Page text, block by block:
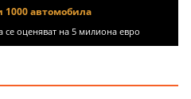
автомобила
се оценяват на 5 милиона евро